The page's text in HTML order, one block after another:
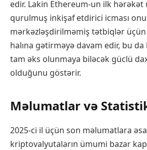
edir. Lakin Ethereum-un ilk hərəkət
qurulmuş inkişaf etdirici icması
mərkəzləşdirilməmiş tətbiqlər
halına gətirməyə davam edir, bu
tam əks olunmaya biləcək güclü
olduğunu göstərir.
Məlumatlar və
2025-ci il üçün son məlumatlara
kriptovalyutaların ümumi bazar